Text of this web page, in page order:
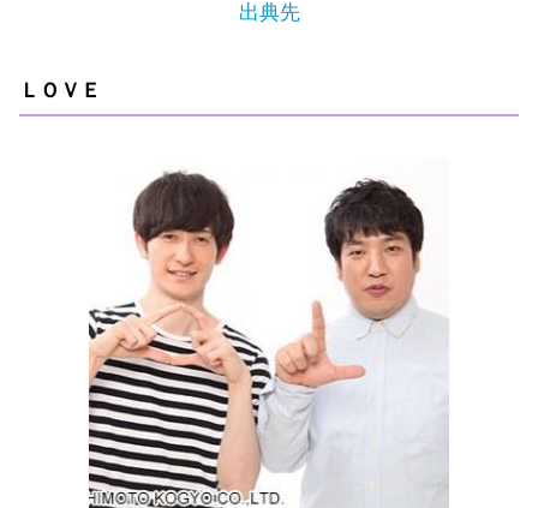
出典先
ＬＯＶＥ